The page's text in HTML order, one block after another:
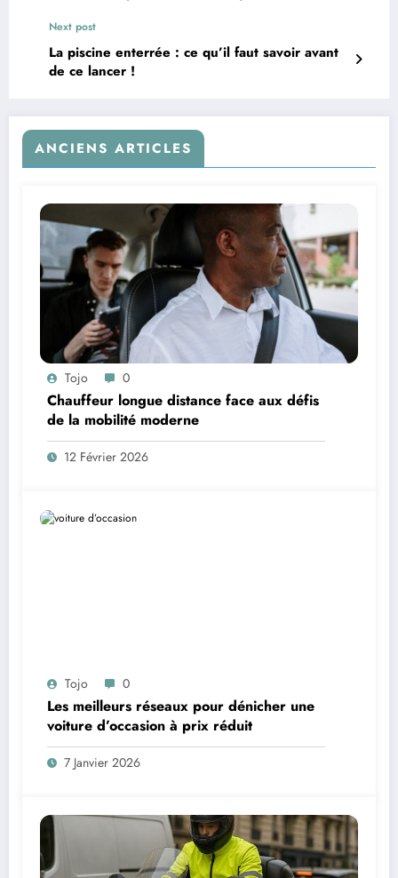
Next post
La piscine enterrée : ce qu’il faut savoir avant
de ce lancer !
ANCIENS ARTICLES
Tojo 0
Chauffeur longue distance face aux défis
de la mobilité moderne
12 Février 2026
Tojo 0
Les meilleurs réseaux pour dénicher une
voiture d’occasion à prix réduit
7 Janvier 2026